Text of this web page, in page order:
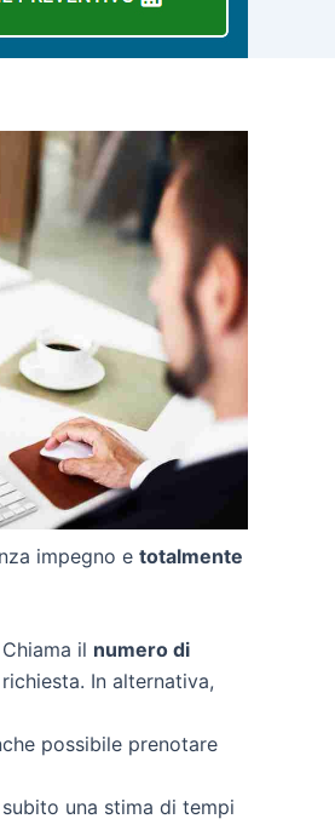
impegno e totalmente
il numero di
In alternativa,
possibile prenotare
una stima di tempi